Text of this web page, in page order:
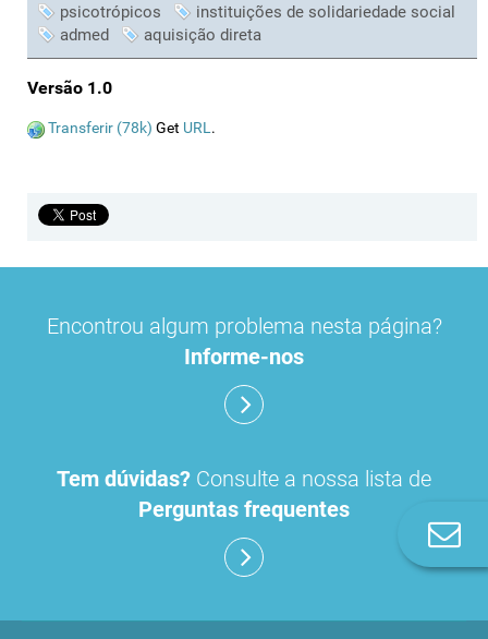
psicotrópicos
instituições de solidariedade social
admed
aquisição direta
Versão 1.0
Transferir (78k) Get URL.
Encontrou algum problema nesta página?
Informe-nos
Tem dúvidas? Consulte a nossa lista de
Perguntas frequentes